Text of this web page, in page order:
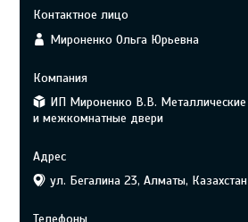
Мироненко Ольга Юрьевна
ИП Мироненко В.В. Металлические
и межкомнатные двери
ул. Бегалина 23, Алматы, Казахстан